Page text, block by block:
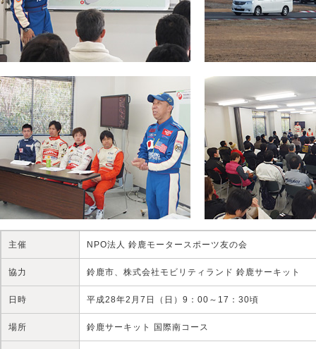
主催 NPO法人 鈴鹿モータースポーツ友の会
協力 鈴鹿市、株式会社モビリティランド 鈴鹿サーキット
日時 平成28年2月7日（日）9：00～17：30頃
場所 鈴鹿サーキット 国際南コース